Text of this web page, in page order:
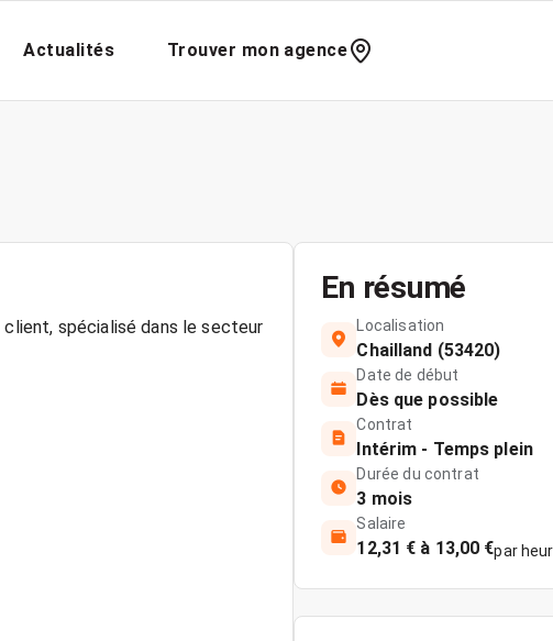
Actualités Trouver mon agence
spécialisé dans le secteur
En résumé
Localisation
Chailland (53420)
Date de début
Dès que possible
Contrat
Intérim - Temps plein
Durée du contrat
3 mois
Salaire
12,31 € à 13,00 €par